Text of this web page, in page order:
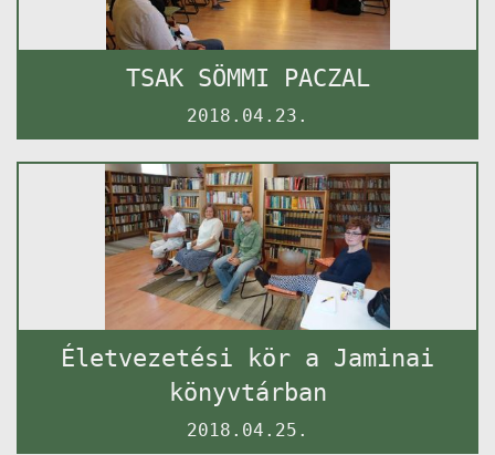
TSAK SÖMMI PACZAL
2018.04.23.
Életvezetési kör a Jaminai
könyvtárban
2018.04.25.